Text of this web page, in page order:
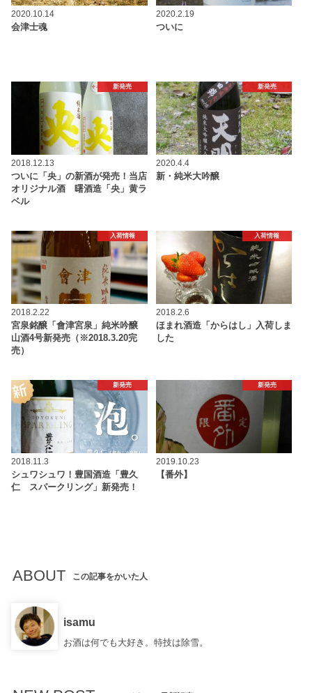
2020.10.14
会津士魂
2020.2.19
ついに
新発売
2018.12.13
ついに「央」の新酒が発売！当店
オリジナル酒 曙酒造「央」黄ラ
ベル
新発売
2020.4.4
新・純米大吟醸
入荷情報
2018.2.22
宮泉銘醸「會津宮泉」純米吟醸
山酒4号新発売（※2018.3.20完
売）
入荷情報
2018.2.6
ほまれ酒造「からはし」入荷しま
した
新発売
2018.11.3
シュワシュワ！豊国酒造「豊久
仁 スパークリング」新発売！
新発売
2019.10.23
【番外】
ABOUT この記事をかいた人
isamu
お酒は何でも大好き。特技は除雪。